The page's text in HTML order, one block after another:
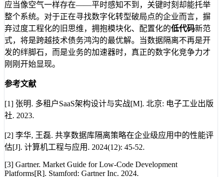
应当像空气一样存在——平时感知不到，关键时刻却能托举
整个系统。对于正在寻找数字化转型破局点的企业而言，摒
弃过度工程化的旧思维，拥抱模块化、配置化的低代码新范
式，将是跨越技术债务鸿沟的最优解。当数据隔离不再是开
发的绊脚石，而是业务的加速器时，真正的数字化竞争力才
刚刚开始显现。
参考文献
[1] 张明. 多租户SaaS架构设计与实战[M]. 北京: 电子工业出版
社. 2023.
[2] 李华, 王磊. 共享数据库隔离策略在企业级应用中的性能评
估[J]. 计算机工程与应用. 2024(12): 45-52.
[3] Gartner. Market Guide for Low-Code Development
Platforms[R]. Stamford: Gartner Inc. 2024.